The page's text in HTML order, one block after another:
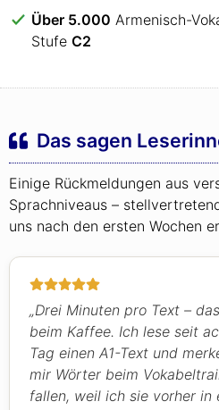
Über 5.000 Armenisch-
Stufe C2
Das sagen
Einige Rückmeldungen aus
Sprachniveaus –
uns nach den ersten Wochen
„Drei Minuten pro Text –
beim Kaffee. Ich lese seit
Tag einen A1-Text und
mir Wörter beim
fallen, weil ich sie vorher in